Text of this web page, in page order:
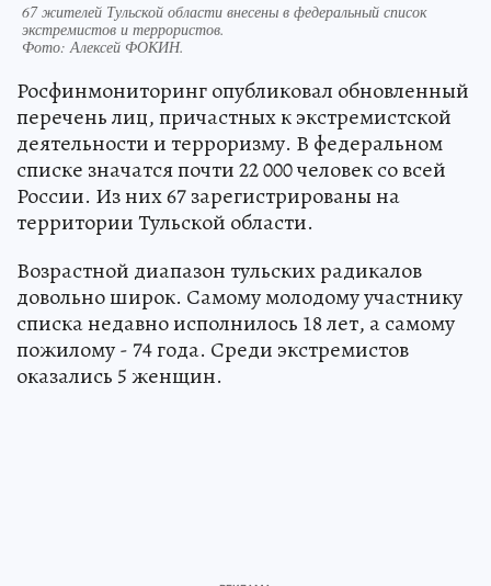
67 жителей Тульской области внесены в федеральный список
экстремистов и террористов.
Фото:Алексей ФОКИН.
Росфинмониторинг опубликовал обновленный
перечень лиц, причастных к экстремистской
деятельности и терроризму. В федеральном
списке значатся почти 22 000 человек со всей
России. Из них 67 зарегистрированы на
территории Тульской области.
Возрастной диапазон тульских радикалов
довольно широк. Самому молодому участнику
списка недавно исполнилось 18 лет, а самому
пожилому - 74 года. Среди экстремистов
оказались 5 женщин.